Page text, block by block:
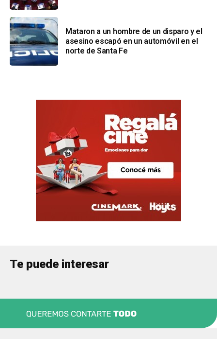
Mataron a un hombre de un disparo y el
asesino escapó en un automóvil en el
norte de Santa Fe
Te puede interesar